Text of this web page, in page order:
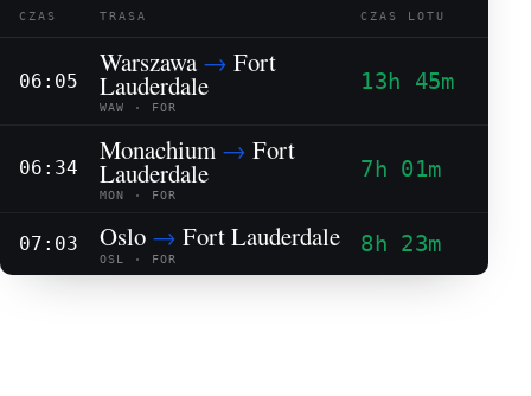
CZAS TRASA CZAS LOTU
06:05
Warszawa → Fort
Lauderdale
WAW · FOR
13h 45m
06:34
Monachium → Fort
Lauderdale
MON · FOR
7h 01m
07:03 Oslo → Fort Lauderdale
OSL · FOR
8h 23m